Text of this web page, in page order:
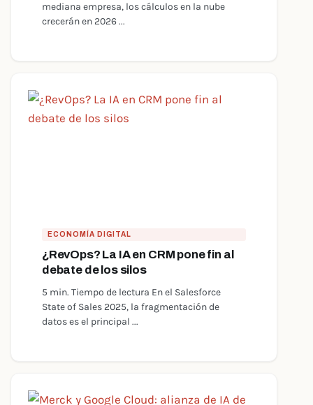
mediana empresa, los cálculos en la nube
crecerán en 2026 ...
ECONOMÍA DIGITAL
¿RevOps? La IA en CRM pone fin al
debate de los silos
5 min. Tiempo de lectura En el Salesforce
State of Sales 2025, la fragmentación de
datos es el principal ...